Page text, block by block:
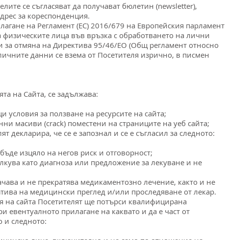
се съгласяват да получават бюлетин (newsletter),
за кореспонденция.
на Регламент (ЕС) 2016/679 на Европейския парламент
лица във връзка с обработването на лични
отмяна на Директива 95/46/ЕО (Общ регламент относно
данни се взема от Посетителя изрично, в писмен
на Сайта, се задължава:
условия за ползване на ресурсите на сайта;
масиви (crack) поместени на страниците на уеб сайта;
че се е запознал и се е съгласил за следното:
изцяло на негов риск и отговорност;
като диагноза или предложение за лекуване и не
и не прекратява медикаментозно лечение, както и не
на медицински преглед и/или проследяване от лекар.
сайта Посетителят ще потърси квалифицирана
прилагане на каквато и да е част от
и следното: